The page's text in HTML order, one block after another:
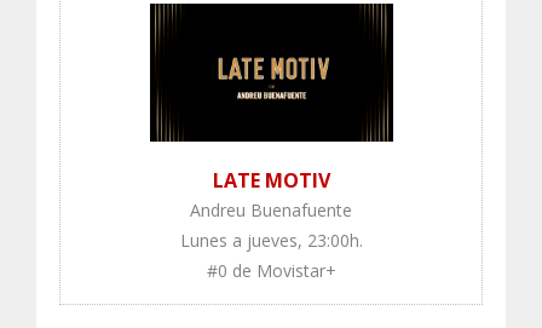
LATE MOTIV
Andreu Buenafuente
Lunes a jueves, 23:00h.
#0 de Movistar+